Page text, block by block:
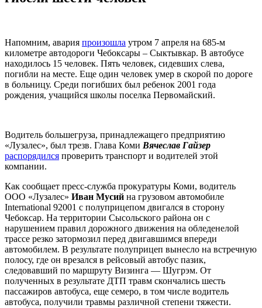
Напомним, авария произошла утром 7 апреля на 685-м
километре автодороги Чебоксары – Сыктывкар. В автобусе
находилось 15 человек. Пять человек, сидевших слева,
погибли на месте. Еще один человек умер в скорой по дороге
в больницу. Среди погибших был ребенок 2001 года
рождения, учащийся школы поселка Первомайский.
Водитель большегруза, принадлежащего предприятию
«Лузалес», был трезв. Глава Коми Вячеслав Гайзер
распорядился проверить транспорт и водителей этой
компании.
Как сообщает пресс-служба прокуратуры Коми, водитель
ООО «Лузалес» Иван Мусий на грузовом автомобиле
International 92001 с полуприцепом двигался в сторону
Чебоксар. На территории Сысольского района он с
нарушением правил дорожного движения на обледенелой
трассе резко затормозил перед двигавшимся впереди
автомобилем. В результате полуприцеп вынесло на встречную
полосу, где он врезался в рейсовый автобус пазик,
следовавший по маршруту Визинга — Шугрэм. От
полученных в результате ДТП травм скончались шесть
пассажиров автобуса, еще семеро, в том числе водитель
автобуса, получили травмы различной степени тяжести.